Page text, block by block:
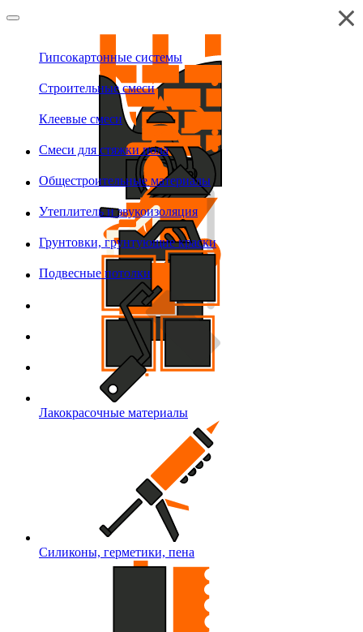
Гипсокартонные системы
Строительные смеси
Клеевые смеси
Смеси для стяжки пола
Общестроительные материалы
Утеплитель и звукоизоляция
Грунтовки, грунтующие краски
Подвесные потолки
Лакокрасочные материалы
Силиконы, герметики, пена